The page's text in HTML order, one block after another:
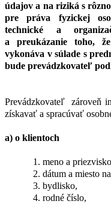
údajov a na riziká s
pre práva fyzickej
technické a
a preukázanie toho,
vykonáva v súlade s
bude prevádzkovateľ
Prevádzkovateľ zároveň
získavať a spracúvať
a) o klientoch
1. meno a
2. dátum a miesto
3. bydlisko,
4. rodné číslo,